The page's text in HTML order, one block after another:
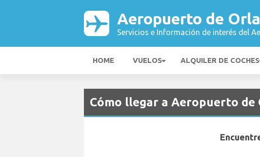
Aeropuerto de
Servicios e Información de interés del
HOME VUELOS ALQUILER DE COCHES
Cómo llegar a Aeropuerto